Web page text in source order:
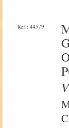
Ref.: 44579